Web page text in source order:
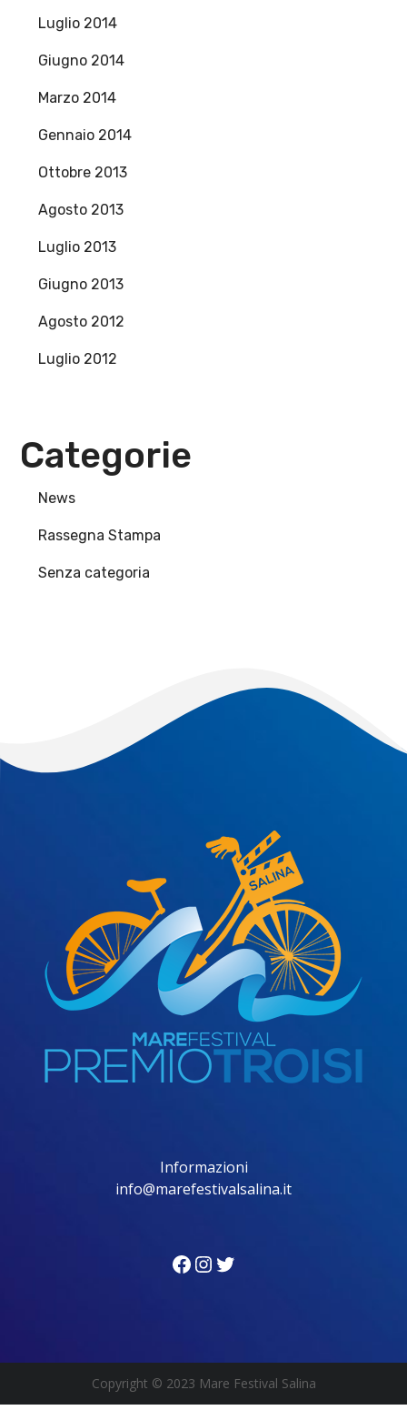
Luglio 2014
Giugno 2014
Marzo 2014
Gennaio 2014
Ottobre 2013
Agosto 2013
Luglio 2013
Giugno 2013
Agosto 2012
Luglio 2012
Categorie
News
Rassegna Stampa
Senza categoria
Informazioni
info@marefestivalsalina.it
Facebook InstagramTwitter
Copyright © 2023 Mare Festival Salina